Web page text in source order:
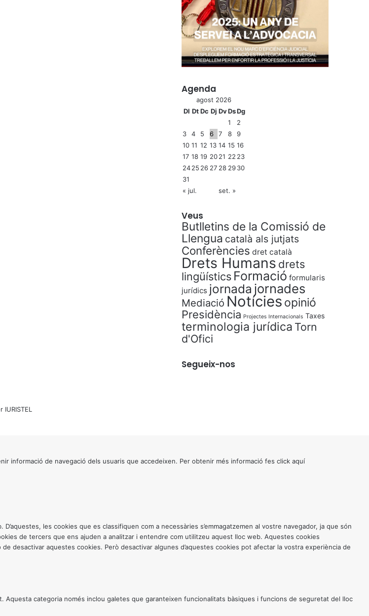
Agenda
agost 2026
Dl Dt Dc Dj DvDsDg
1
2
3
4 5 6 7 8
9
10 11 12 13 14 15 16
17 18 19 2021 22 23
2425 26 27 28 2930
31
« jul.
set. »
Veus
Butlletins de la Comissió de
Llengua català als jutjats
Conferències dret català
Drets Humans drets
lingüístics Formació formularis
jurídics jornada jornades
Mediació Notícies opinió
Presidència Projectes Internacionals Taxes
terminologia jurídica Torn
d'Ofici
Segueix-nos
IURISTEL
informació de navegació dels usuaris que accedeixen. Per obtenir més informació fes click aquí
les cookies que es classifiquen com a necessàries s’emmagatzemen al vostre navegador, ja que són
de tercers que ens ajuden a analitzar i entendre com utilitzeu aquest lloc web. Aquestes cookies
desactivar aquestes cookies. Però desactivar algunes d’aquestes cookies pot afectar la vostra experiència de
categoria només inclou galetes que garanteixen funcionalitats bàsiques i funcions de seguretat del lloc